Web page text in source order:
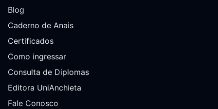
Blog
Caderno de Anais
Certificados
Como ingressar
Consulta de Diplomas
Editora UniAnchieta
Fale Conosco